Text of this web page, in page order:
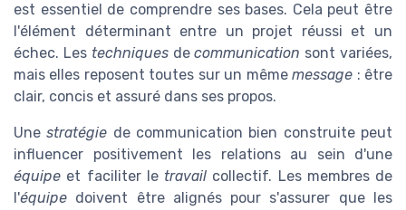
est essentiel de comprendre ses bases. Cela peut être
l'élément déterminant entre un projet réussi et un
échec. Les techniquesdecommunication sont variées,
mais elles reposent toutes sur un mêmemessage : être
clair, concis et assuré dans ses propos.
Unestratégie de communication bien construite peut
influencer positivement les relations au sein d'une
équipe et faciliter le travail collectif. Les membres de
l'équipe doivent être alignés pour s'assurer que les